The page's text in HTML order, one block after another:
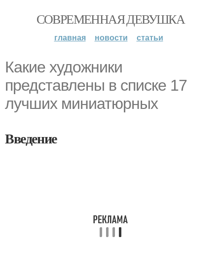
СОВРЕМЕННАЯ ДЕВУШКА
главная новости статьи
Какие художники
представлены в списке 17
лучших миниатюрных
Введение